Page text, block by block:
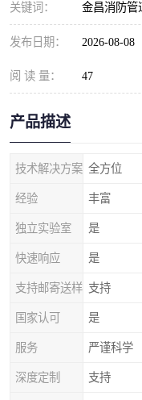
关键词： 金昌消防管
发布日期： 2026-08-08
阅 读 量： 47
产品描述
技术解决方案 全方位
经验 丰富
独立实验室 是
快速响应 是
支持邮寄送样 支持
国家认可 是
服务 严谨科学
深度定制 支持